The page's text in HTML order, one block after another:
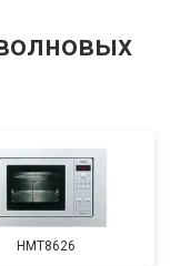
HMT8626